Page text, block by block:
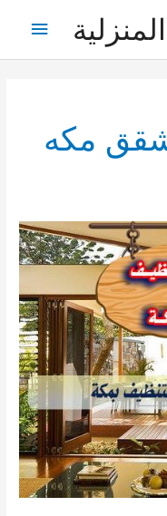
مكه